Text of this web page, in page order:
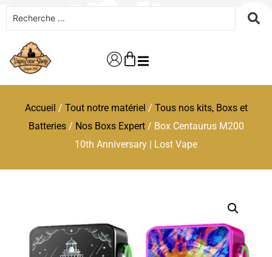
Accueil / Tout notre matériel / Tous nos kits, Boxs et
Batteries/ Nos Boxs Expert/ Box Centaurus M200
10th Anniversary | Lost Vape